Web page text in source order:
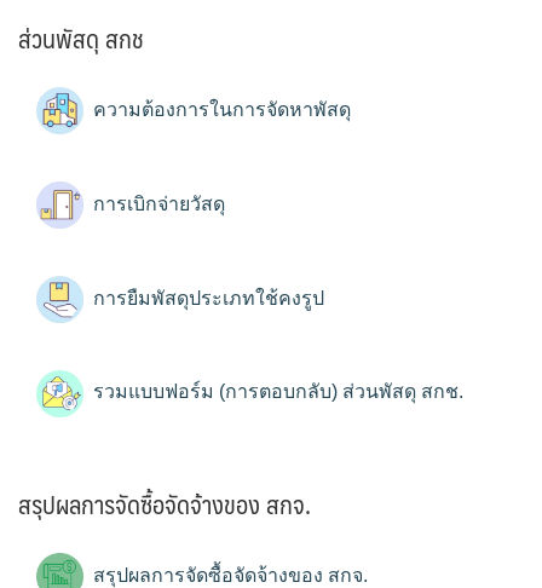
ส่วนพัสดุ สกช
ความต้องการในการจัดหาพัสดุ
การเบิกจ่ายวัสดุ
การยืมพัสดุประเภทใช้คงรูป
รวมแบบฟอร์ม (การตอบกลับ) ส่วนพัสดุ สกช.
สรุปผลการจัดซื้อจัดจ้างของ สกจ.
สรุปผลการจัดซื้อจัดจ้างของ สกจ.